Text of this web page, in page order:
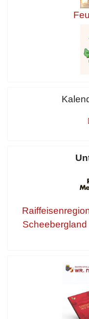
Scheebergland